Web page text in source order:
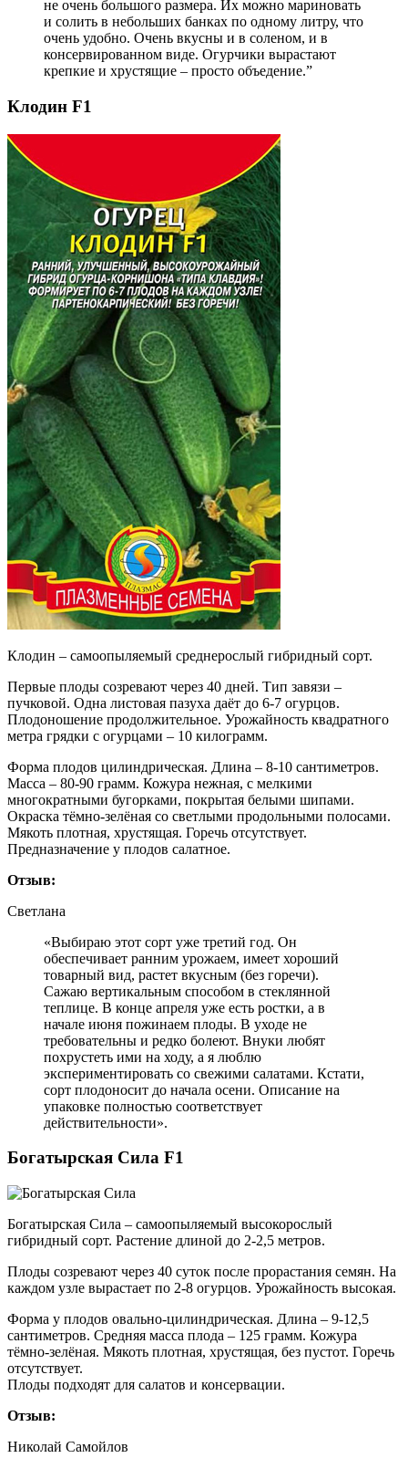
не очень большого размера. Их можно мариновать
и солить в небольших банках по одному литру, что
очень удобно. Очень вкусны и в соленом, и в
консервированном виде. Огурчики вырастают
крепкие и хрустящие – просто объедение.”
Клодин F1
Клодин – самоопыляемый среднерослый гибридный сорт.
Первые плоды созревают через 40 дней. Тип завязи –
пучковой. Одна листовая пазуха даёт до 6-7 огурцов.
Плодоношение продолжительное. Урожайность квадратного
метра грядки с огурцами – 10 килограмм.
Форма плодов цилиндрическая. Длина – 8-10 сантиметров.
Масса – 80-90 грамм. Кожура нежная, с мелкими
многократными бугорками, покрытая белыми шипами.
Окраска тёмно-зелёная со светлыми продольными полосами.
Мякоть плотная, хрустящая. Горечь отсутствует.
Предназначение у плодов салатное.
Отзыв:
Светлана
«Выбираю этот сорт уже третий год. Он
обеспечивает ранним урожаем, имеет хороший
товарный вид, растет вкусным (без горечи).
Сажаю вертикальным способом в стеклянной
теплице. В конце апреля уже есть ростки, а в
начале июня пожинаем плоды. В уходе не
требовательны и редко болеют. Внуки любят
похрустеть ими на ходу, а я люблю
экспериментировать со свежими салатами. Кстати,
сорт плодоносит до начала осени. Описание на
упаковке полностью соответствует
действительности».
Богатырская Сила F1
Богатырская Сила – самоопыляемый высокорослый
гибридный сорт. Растение длиной до 2-2,5 метров.
Плоды созревают через 40 суток после прорастания семян. На
каждом узле вырастает по 2-8 огурцов. Урожайность высокая.
Форма у плодов овально-цилиндрическая. Длина – 9-12,5
сантиметров. Средняя масса плода – 125 грамм. Кожура
тёмно-зелёная. Мякоть плотная, хрустящая, без пустот. Горечь
отсутствует.
Плоды подходят для салатов и консервации.
Отзыв:
Николай Самойлов